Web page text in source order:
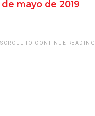
de mayo de 2019
TO CONTINUE READING.